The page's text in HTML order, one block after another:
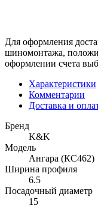
Для оформления
шиномонтажа,
оформлении счета
Характеристики
Комментарии
Доставка и
Бренд
K&K
Модель
Ангара (КС462)
Ширина профиля
6.5
Посадочный диаметр
15